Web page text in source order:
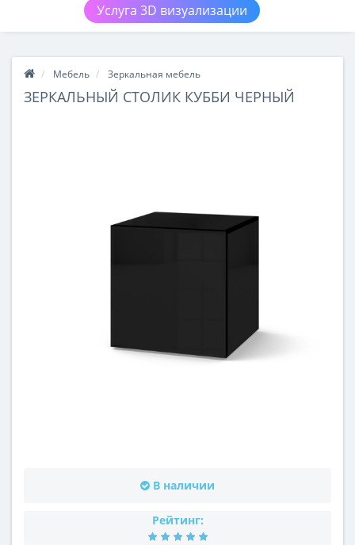
Услуга 3D визуализации
Мебель Зеркальная мебель
ЗЕРКАЛЬНЫЙ СТОЛИК КУББИ ЧЕРНЫЙ
В наличии
Рейтинг: